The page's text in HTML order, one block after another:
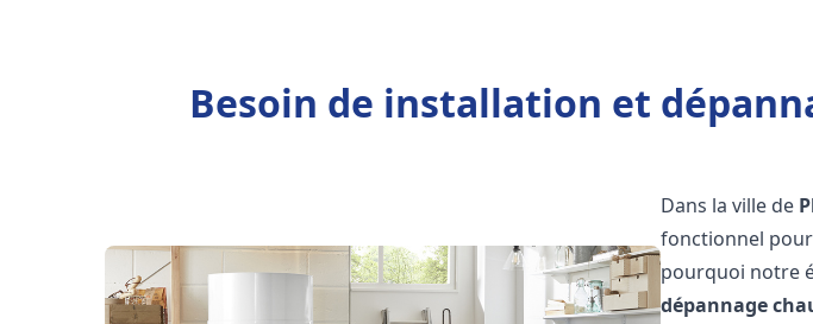
Besoin de installation et
Dans la ville de
fonctionnel
pourquoi notre
dépannage